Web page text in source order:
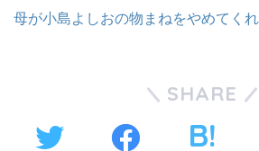
母が小島よしおの物まねをやめてくれ
SHARE